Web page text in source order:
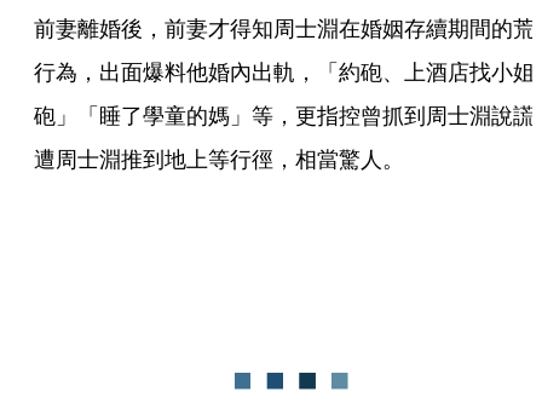
前妻離婚後，前妻才得知周士淵在婚姻存續期間的荒
行為，出面爆料他婚內出軌，「約砲、上酒店找小姐
砲」「睡了學童的媽」等，更指控曾抓到周士淵說謊
遭周士淵推到地上等行徑，相當驚人。